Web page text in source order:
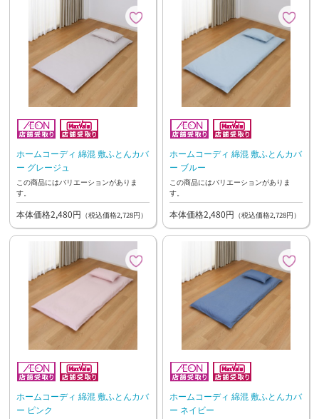
ホームコーディ 綿混 敷ふとんカバ
ー グレージュ
この商品にはバリエーションがありま
す。
本体価格2,480円 （税込価格2,728円）
ホームコーディ 綿混 敷ふとんカバ
ー ブルー
この商品にはバリエーションがありま
す。
本体価格2,480円 （税込価格2,728円）
ホームコーディ 綿混 敷ふとんカバ
ー ピンク
ホームコーディ 綿混 敷ふとんカバ
ー ネイビー